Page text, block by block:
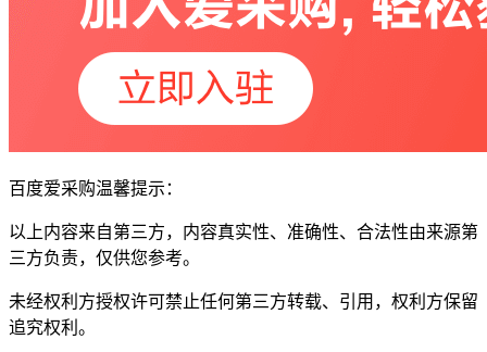
百度爱采购温馨提示：
以上内容来自第三方，内容真实性、准确性、合法性由来源第
三方负责，仅供您参考。
未经权利方授权许可禁止任何第三方转载、引用，权利方保留
追究权利。